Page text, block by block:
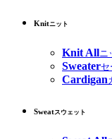
Knitニット
Knit Allニ
Sweaterセ
Cardigan
Sweatスウェット